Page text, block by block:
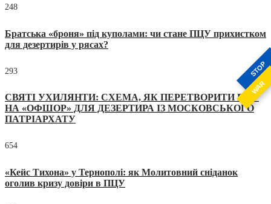
STOP
WAR
248
Братська «броня» під куполами: чи стане ПЦУ прихистком
для дезертирів у рясах?
293
СВЯТІ УХИЛЯНТИ: СХЕМА, ЯК ПЕРЕТВОРИТИ ПЦУ
НА «ОФШОР» ДЛЯ ДЕЗЕРТИРА ІЗ МОСКОВСЬКОГО
ПАТРІАРХАТУ
654
«Кейс Тихона» у Тернополі: як Молитовний сніданок
оголив кризу довіри в ПЦУ